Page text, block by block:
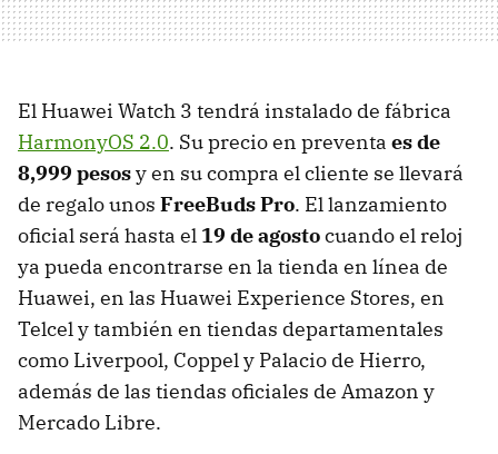
El Huawei Watch 3 tendrá instalado de fábrica
HarmonyOS 2.0. Su precio en preventa es de
8,999 pesosy en su compra el cliente se llevará
de regalo unos FreeBuds Pro. El lanzamiento
oficial será hasta el 19 de agostocuando el reloj
ya pueda encontrarse en la tienda en línea de
Huawei, en las Huawei Experience Stores, en
Telcel y también en tiendas departamentales
como Liverpool, Coppel y Palacio de Hierro,
además de las tiendas oficiales de Amazon y
Mercado Libre.